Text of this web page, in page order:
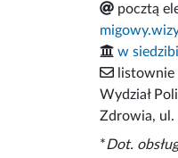
pocztą
w
listownie
Wydział
Zdrowia, ul.
*Dot.